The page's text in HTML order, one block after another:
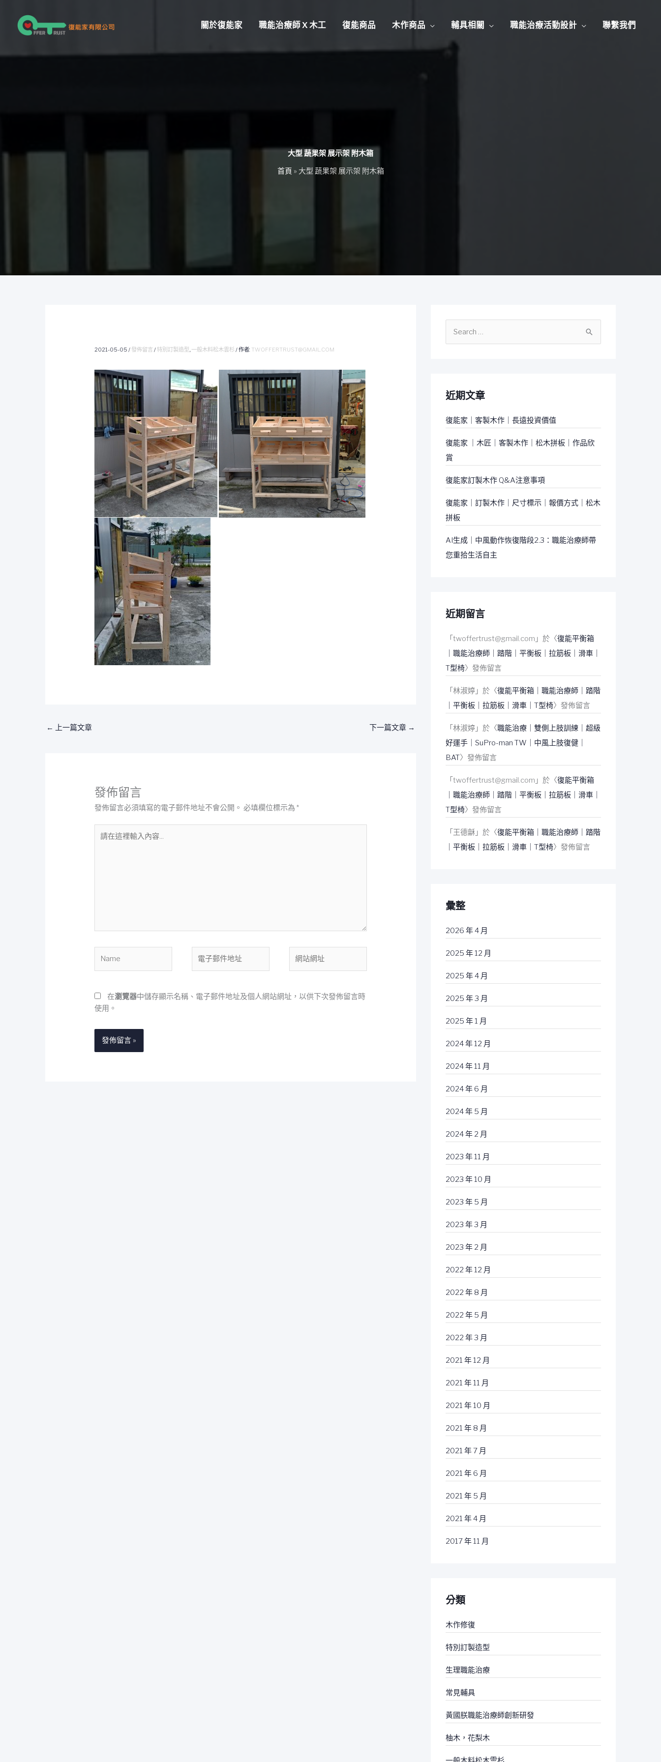
關於復能家 職能治療師 X 木工 復能商品 木作商品 輔具相關 職能治療活動設計 聯繫我們
大型 蔬果架 展示架 附木箱
首頁 » 大型 蔬果架 展示架 附木箱
2021-05-05/ 發佈留言/特別訂製造型,一般木料松木雲杉 / 作者: TWOFFERTRUST@GMAIL.COM
← 上一篇文章 下一篇文章 →
發佈留言
發佈留言必須填寫的電子郵件地址不會公開。 必填欄位標示為*
在
子
地
站
在瀏覽器中儲存顯示名稱、電子郵件地址及個人網站網址，以供下次發佈留言時
使用。
字
近期文章
復能家｜客製木作｜長遠投資價值
復能家 ｜木匠｜客製木作｜松木拼板｜作品欣
賞
復能家訂製木作 Q&A注意事項
復能家｜訂製木作｜尺寸標示｜報價方式｜松木
拼板
AI生成｜中風動作恢復階段2.3：職能治療師帶
您重拾生活自主
近期留言
「 twoffertrust@gmail.com 」於〈復能平衡箱
｜職能治療師｜踏階｜平衡板｜拉筋板｜滑車｜
T型椅〉發佈留言
「 林淑婷 」於〈復能平衡箱｜職能治療師｜踏階
｜平衡板｜拉筋板｜滑車｜T型椅〉發佈留言
「 林淑婷 」於〈職能治療｜雙側上肢訓練｜超級
好運手｜SuPro-man TW｜中風上肢復健｜
BAT〉發佈留言
「 twoffertrust@gmail.com 」於〈復能平衡箱
｜職能治療師｜踏階｜平衡板｜拉筋板｜滑車｜
T型椅〉發佈留言
「 王德龢 」於〈復能平衡箱｜職能治療師｜踏階
｜平衡板｜拉筋板｜滑車｜T型椅〉發佈留言
彙整
2026 年 4 月
2025 年 12 月
2025 年 4 月
2025 年 3 月
2025 年 1 月
2024 年 12 月
2024 年 11 月
2024 年 6 月
2024 年 5 月
2024 年 2 月
2023 年 11 月
2023 年 10 月
2023 年 5 月
2023 年 3 月
2023 年 2 月
2022 年 12 月
2022 年 8 月
2022 年 5 月
2022 年 3 月
2021 年 12 月
2021 年 11 月
2021 年 10 月
2021 年 8 月
2021 年 7 月
2021 年 6 月
2021 年 5 月
2021 年 4 月
2017 年 11 月
分類
木作修復
特別訂製造型
生理職能治療
常見輔具
黃國朕職能治療師創新研發
柚木，花梨木